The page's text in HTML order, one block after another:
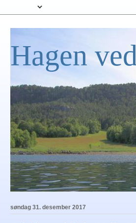
Hagen
søndag 31. desember 2017